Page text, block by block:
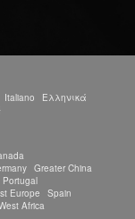
Italiano
Ελληνικά
Greater China
Portugal
Europe
Spain
Africa